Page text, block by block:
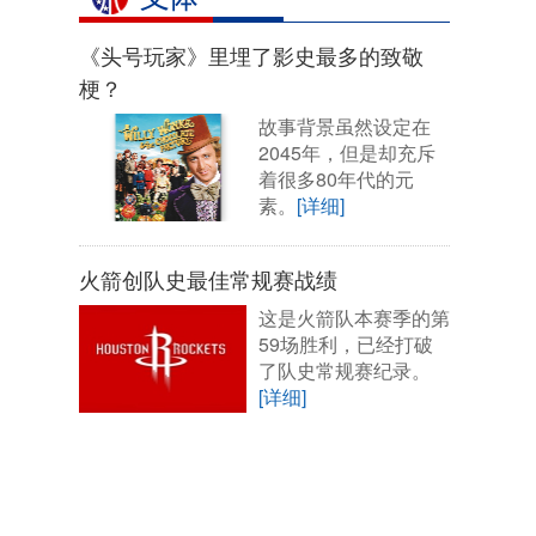
《头号玩家》里埋了影史最多的致敬
梗？
故事背景虽然设定在
2045年，但是却充斥
着很多80年代的元
素。 [详细]
火箭创队史最佳常规赛战绩
这是火箭队本赛季的第
59场胜利，已经打破
了队史常规赛纪录。
[详细]